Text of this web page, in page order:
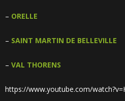
– ORELLE
– SAINT MARTIN DE BELLEVILLE
– VAL THORENS
https://www.youtube.com/